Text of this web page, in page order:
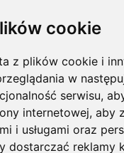
cookie
z plików cookie i
w
serwisu,
internetowej, aby
i usługami oraz
dostarczać reklamy
Technical
Polska,
NIP 666-